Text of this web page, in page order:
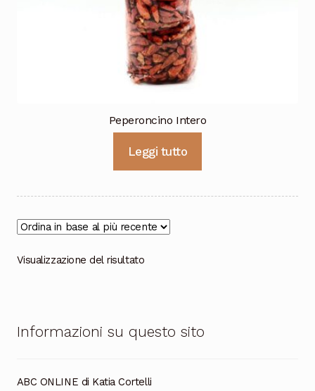
Peperoncino Intero
Leggi tutto
Visualizzazione del risultato
Informazioni su questo sito
ABC ONLINE di Katia Cortelli